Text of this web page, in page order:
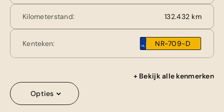
Kilometerstand: 132.432 km
Kenteken: NR-709-D
+ Bekijk alle kenmerken
Opties